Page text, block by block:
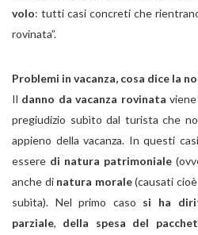
volo: tutti casi concreti che
rovinata”.
Problemi in vacanza, cosa dice la
Il danno da vacanza rovinata
pregiudizio subìto dal turista che
appieno della vacanza. In questi
essere di natura patrimoniale
anche di natura morale(causati
subìta). Nel primo caso si ha
parziale, della spesa del